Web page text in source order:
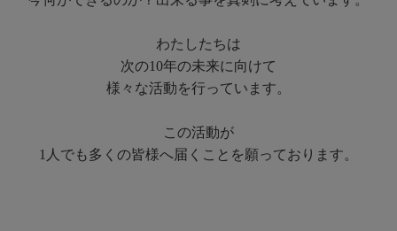
わたしたちは​
次の10年の未来に向けて
​ 様々な活動を行っています。​
この活動が
​ 1⼈でも多くの皆様へ届くことを願っております。